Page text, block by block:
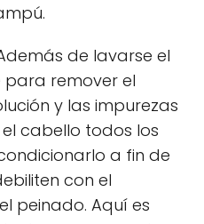
de lavarse el
remover el
y las impurezas
cabello todos los
a fin de
con el
peinado. Aquí es